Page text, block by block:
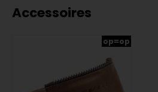
Accessoires
op=op